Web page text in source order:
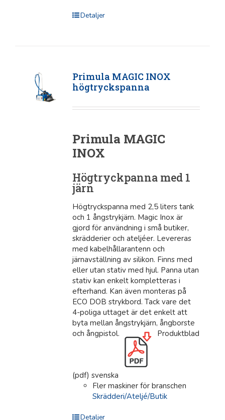
Detaljer
Primula MAGIC INOX
högtryckspanna
Primula MAGIC
INOX
Högtryckpanna med 1
järn
Högtryckspanna med 2,5 liters tank
och 1 ångstrykjärn. Magic Inox är
gjord för användning i små butiker,
skrädderier och ateljéer. Levereras
med kabelhållarantenn och
järnavställning av silikon. Finns med
eller utan stativ med hjul. Panna utan
stativ kan enkelt kompletteras i
efterhand. Kan även monteras på
ECO DOB strykbord. Tack vare det
4-poliga uttaget är det enkelt att
byta mellan ångstrykjärn, ångborste
och ångpistol.
Produktblad
(pdf) svenska
Fler maskiner för branschen
Skrädderi/Ateljé/Butik
Detaljer